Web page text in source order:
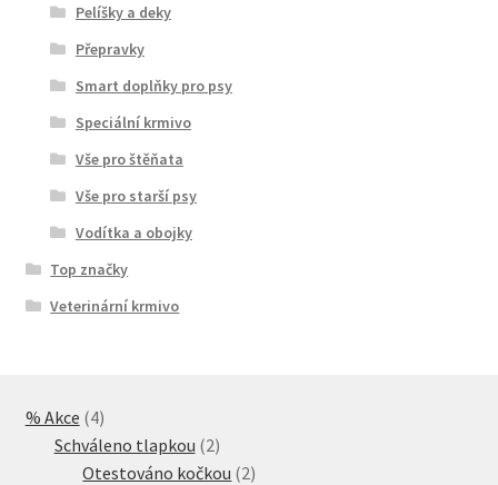
Pelíšky a deky
Přepravky
Smart doplňky pro psy
Speciální krmivo
Vše pro štěňata
Vše pro starší psy
Vodítka a obojky
Top značky
Veterinární krmivo
% Akce 44
produkty
Schváleno tlapkou 22
produkty
Otestováno kočkou 22